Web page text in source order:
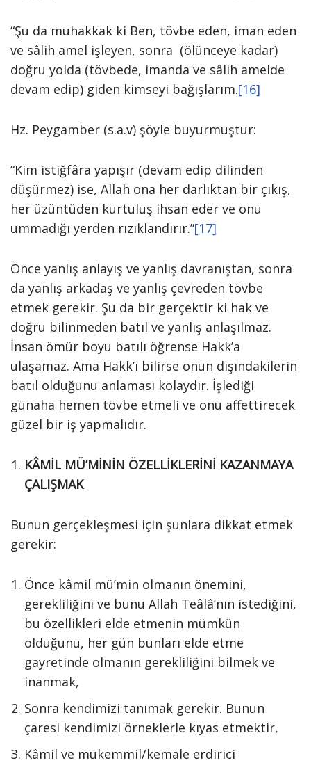
“Şu da muhakkak ki Ben, tövbe eden, iman eden
ve sâlih amel işleyen, sonra (ölünceye kadar)
doğru yolda (tövbede, imanda ve sâlih amelde
devam edip) giden kimseyi bağışlarım.[16]
Hz. Peygamber (s.a.v) şöyle buyurmuştur:
“Kim istiğfâra yapışır (devam edip dilinden
düşürmez) ise, Allah ona her darlıktan bir çıkış,
her üzüntüden kurtuluş ihsan eder ve onu
ummadığı yerden rızıklandırır.”[17]
Önce yanlış anlayış ve yanlış davranıştan, sonra
da yanlış arkadaş ve yanlış çevreden tövbe
etmek gerekir. Şu da bir gerçektir ki hak ve
doğru bilinmeden batıl ve yanlış anlaşılmaz.
İnsan ömür boyu batılı öğrense Hakk’a
ulaşamaz. Ama Hakk’ı bilirse onun dışındakilerin
batıl olduğunu anlaması kolaydır. İşlediği
günaha hemen tövbe etmeli ve onu affettirecek
güzel bir iş yapmalıdır.
KÂMİL MÜ’MİNİN ÖZELLİKLERİNİ KAZANMAYA
ÇALIŞMAK
Bunun gerçekleşmesi için şunlara dikkat etmek
gerekir:
Önce kâmil mü’min olmanın önemini,
gerekliliğini ve bunu Allah Teâlâ’nın istediğini,
bu özellikleri elde etmenin mümkün
olduğunu, her gün bunları elde etme
gayretinde olmanın gerekliliğini bilmek ve
inanmak,
Sonra kendimizi tanımak gerekir. Bunun
çaresi kendimizi örneklerle kıyas etmektir,
Kâmil ve mükemmil/kemale erdirici